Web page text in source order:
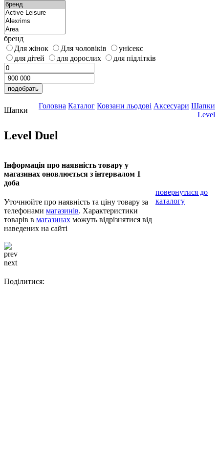
бренд
Для жінок
Для чоловіків
унісекс
для дітей
для дорослих для підлітків
Шапки
Головна Каталог Ковзани льодові Аксесуари Шапки
Level
Level Duel
Інформація про наявність товару у
магазинах оновлюється з інтервалом 1
доба
Уточнюйте про наявність та ціну товару за
телефонами магазинів. Характеристики
товарів в магазинах можуть відрізнятися від
наведених на сайті
повернутися до
каталогу
prev
next
Поділитися: